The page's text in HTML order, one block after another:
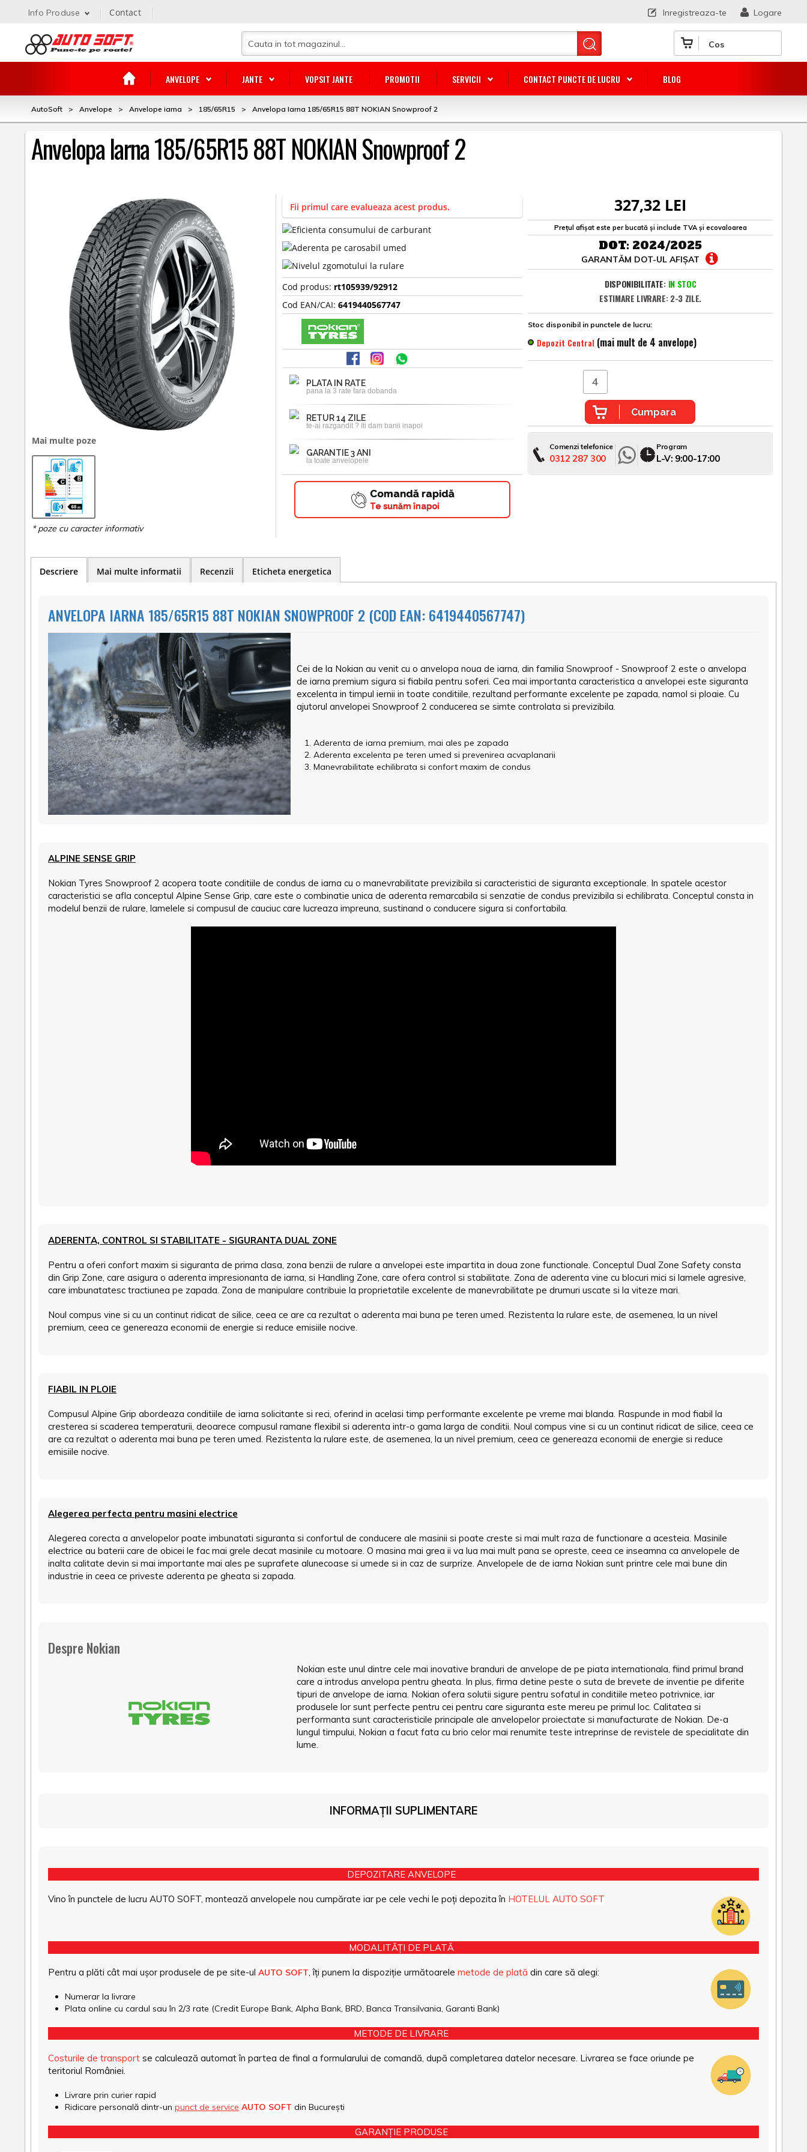
Cos
ANVELOPE JANTE VOPSIT JANTE PROMOTII SERVICII CONTACT PUNCTE DE LUCRU BLOG
Logare
Inregistreaza-te
Info Produse Contact
AutoSoft > Anvelope > Anvelope iarna > 185/65R15 > Anvelopa Iarna 185/65R15 88T NOKIAN Snowproof 2
Anvelopa Iarna 185/65R15 88T NOKIAN Snowproof 2
Mai multe poze
Fii primul care evalueaza acest produs.
Cod produs: rt105939/92912
Cod EAN/CAI:6419440567747
PLATA IN RATE
pana la 3 rate fara dobanda
RETUR 14 ZILE
te-ai razgandit ? Iti dam banii inapoi
GARANTIE 3 ANI
la toate anvelopele
Comandă rapidă
Te sunăm înapoi
327,32 LEI
Prețul afișat este per bucată și include TVA și ecovaloarea
DOT: 2024/2025
GARANTĂM DOT-UL AFIȘAT
DISPONIBILITATE: IN STOC
ESTIMARE LIVRARE: 2-3 ZILE.
Stoc disponibil in punctele de lucru:
Depozit Central (mai mult de 4 anvelope)
Cumpara
Comenzi telefonice
0312 287 300
Program
L-V: 9:00-17:00
Descriere Mai multe informatii Recenzii Eticheta energetica
ANVELOPA IARNA 185/65R15 88T NOKIAN SNOWPROOF 2 (COD EAN: 6419440567747)
Cei de la Nokian au venit cu o anvelopa noua de iarna, din familia Snowproof - Snowproof 2 este o anvelopa
de iarna premium sigura si fiabila pentru soferi. Cea mai importanta caracteristica a anvelopei este siguranta
excelenta in timpul iernii in toate conditiile, rezultand performante excelente pe zapada, namol si ploaie. Cu
ajutorul anvelopei Snowproof 2 conducerea se simte controlata si previzibila.
Aderenta de iarna premium, mai ales pe zapada
Aderenta excelenta pe teren umed si prevenirea acvaplanarii
Manevrabilitate echilibrata si confort maxim de condus
ALPINE SENSE GRIP
Nokian Tyres Snowproof 2 acopera toate conditiile de condus de iarna cu o manevrabilitate previzibila si caracteristici de siguranta exceptionale. In spatele acestor
caracteristici se afla conceptul Alpine Sense Grip, care este o combinatie unica de aderenta remarcabila si senzatie de condus previzibila si echilibrata. Conceptul consta in
modelul benzii de rulare, lamelele si compusul de cauciuc care lucreaza impreuna, sustinand o conducere sigura si confortabila.
ADERENTA, CONTROL SI STABILITATE - SIGURANTA DUAL ZONE
Pentru a oferi confort maxim si siguranta de prima clasa, zona benzii de rulare a anvelopei este impartita in doua zone functionale. Conceptul Dual Zone Safety consta
din Grip Zone, care asigura o aderenta impresionanta de iarna, si Handling Zone, care ofera control si stabilitate. Zona de aderenta vine cu blocuri mici si lamele agresive,
care imbunatatesc tractiunea pe zapada. Zona de manipulare contribuie la proprietatile excelente de manevrabilitate pe drumuri uscate si la viteze mari.
Noul compus vine si cu un continut ridicat de silice, ceea ce are ca rezultat o aderenta mai buna pe teren umed. Rezistenta la rulare este, de asemenea, la un nivel
premium, ceea ce genereaza economii de energie si reduce emisiile nocive.
FIABIL IN PLOIE
Compusul Alpine Grip abordeaza conditiile de iarna solicitante si reci, oferind in acelasi timp performante excelente pe vreme mai blanda. Raspunde in mod fiabil la
cresterea si scaderea temperaturii, deoarece compusul ramane flexibil si aderenta intr-o gama larga de conditii. Noul compus vine si cu un continut ridicat de silice, ceea ce
are ca rezultat o aderenta mai buna pe teren umed. Rezistenta la rulare este, de asemenea, la un nivel premium, ceea ce genereaza economii de energie si reduce
emisiile nocive.
Alegerea perfecta pentru masini electrice
Alegerea corecta a anvelopelor poate imbunatati siguranta si confortul de conducere ale masinii si poate creste si mai mult raza de functionare a acesteia. Masinile
electrice au baterii care de obicei le fac mai grele decat masinile cu motoare. O masina mai grea ii va lua mai mult pana se opreste, ceea ce inseamna ca anvelopele de
inalta calitate devin si mai importante mai ales pe suprafete alunecoase si umede si in caz de surprize. Anvelopele de de iarna Nokian sunt printre cele mai bune din
industrie in ceea ce priveste aderenta pe gheata si zapada.
Despre Nokian
Nokian este unul dintre cele mai inovative branduri de anvelope de pe piata internationala, fiind primul brand
care a introdus anvelopa pentru gheata. In plus, firma detine peste o suta de brevete de inventie pe diferite
tipuri de anvelope de iarna. Nokian ofera solutii sigure pentru sofatul in conditiile meteo potrivnice, iar
produsele lor sunt perfecte pentru cei pentru care siguranta este mereu pe primul loc. Calitatea si
performanta sunt caracteristicile principale ale anvelopelor proiectate si manufacturate de Nokian. De-a
lungul timpului, Nokian a facut fata cu brio celor mai renumite teste intreprinse de revistele de specialitate din
lume.
INFORMAȚII SUPLIMENTARE
DEPOZITARE ANVELOPE
Vino în punctele de lucru AUTO SOFT, montează anvelopele nou cumpărate iar pe cele vechi le poți depozita în HOTELUL AUTO SOFT
MODALITĂȚI DE PLATĂ
Pentru a plăti cât mai ușor produsele de pe site-ul AUTO SOFT, îți punem la dispoziție următoarele metode de plată din care să alegi:
Numerar la livrare
Plata online cu cardul sau în 2/3 rate (Credit Europe Bank, Alpha Bank, BRD, Banca Transilvania, Garanti Bank)
METODE DE LIVRARE
Costurile de transport se calculează automat în partea de final a formularului de comandă, după completarea datelor necesare. Livrarea se face oriunde pe
teritoriul României.
Livrare prin curier rapid
Ridicare personală dintr-un punct de service AUTO SOFT din București
GARANȚIE PRODUSE